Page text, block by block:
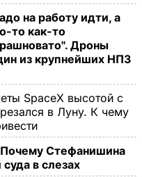
на работу идти, а
то как-то
Дроны
из крупнейших НПЗ
SpaceX высотой с
в Луну. К чему
Почему Стефанишина
суда в слезах